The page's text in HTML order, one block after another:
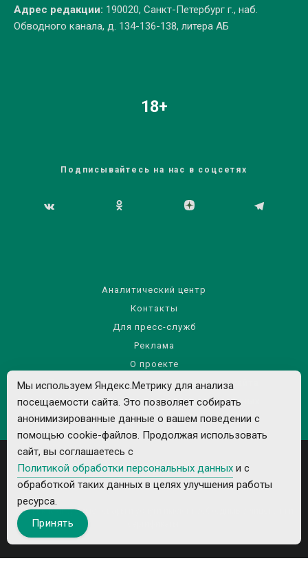
Адрес редакции: 190020, Санкт-Петербург г., наб.
Обводного канала, д. 134-136-138, литера АБ
18+
Подписывайтесь на нас в соцсетях
Аналитический центр
Контакты
Для пресс-служб
Реклама
О проекте
Правила использования материалов сайта
Политика обработки персональных данных
Все рекламируемые товары и услуги имеют необходимые лицензии и
Мы используем Яндекс.Метрику для анализа
посещаемости сайта. Это позволяет собирать
анонимизированные данные о вашем поведении с
помощью cookie-файлов. Продолжая использовать
сайт, вы соглашаетесь с
Политикой обработки персональных данных и с
обработкой таких данных в целях улучшения работы
ресурса.
Принять